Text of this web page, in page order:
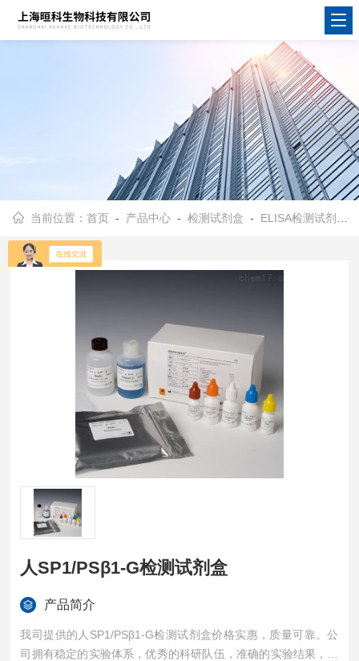
当前位置：首页 - 产品中心 -检测试剂盒 - ELISA检测试剂盒
人SP1/PSβ1-G检测试剂盒
产品简介
我司提供的人SP1/PSβ1-G检测试剂盒价格实惠，质量可靠。公
司拥有稳定的实验体系，优秀的科研队伍，准确的实验结果，是